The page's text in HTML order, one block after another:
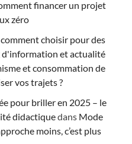
financer un projet
zéro
choisir pour des
d'information et actualité
et consommation de
vos trajets ?
pour briller en 2025 – le
didactiquedans Mode
moins, c’est plus